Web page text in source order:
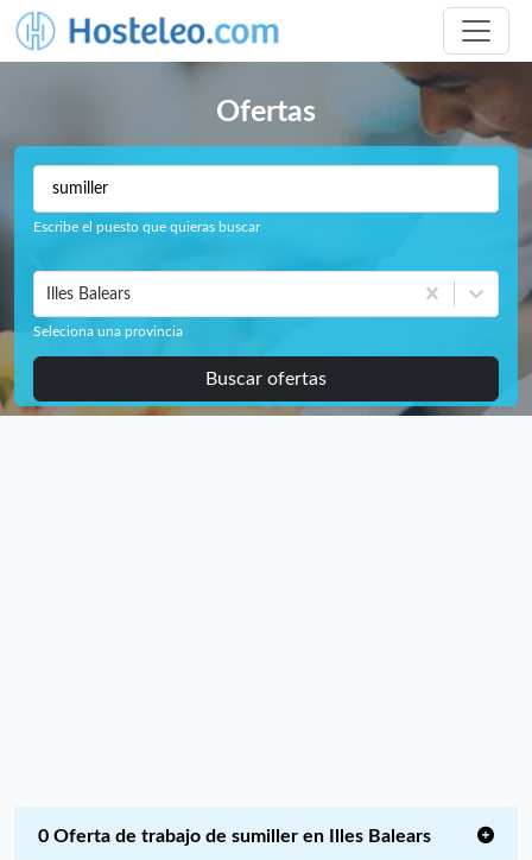
Ofertas
Escribe el puesto que quieras buscar
Illes Balears
Seleciona una provincia
Buscar ofertas
0 Oferta de trabajo de sumiller en Illes Balears